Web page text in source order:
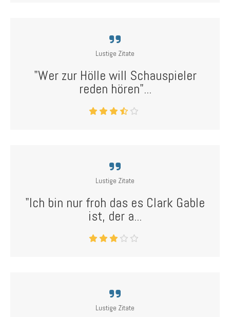
Lustige Zitate
"Wer zur Hölle will Schauspieler
reden hören"...
Lustige Zitate
"Ich bin nur froh das es Clark Gable
ist, der a...
Lustige Zitate